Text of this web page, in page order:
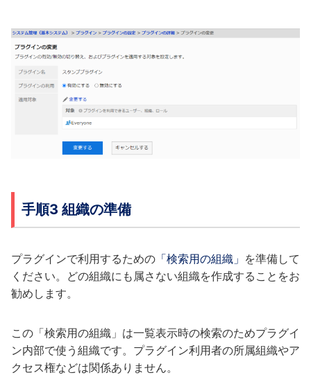
手順3 組織の準備
プラグインで利用するための 「検索用の組織」 を準備して
ください。どの組織にも属さない組織を作成することをお
勧めします。
この「検索用の組織」は一覧表示時の検索のためプラグイ
ン内部で使う組織です。プラグイン利用者の所属組織やア
クセス権などは関係ありません。